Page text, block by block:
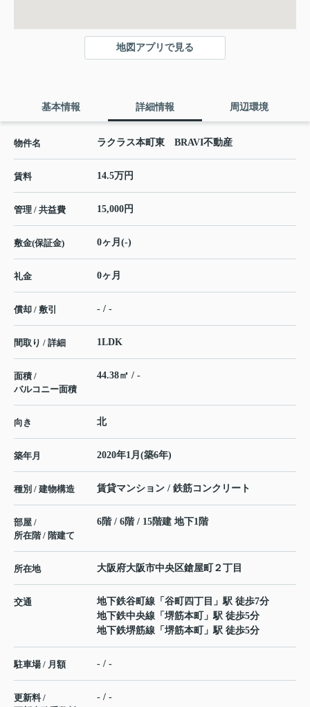
地図アプリで見る
基本情報 詳細情報 周辺環境
物件名 ラクラス本町東 BRAVI不動産
賃料 14.5万円
管理 / 共益費 15,000円
敷金(保証金) 0ヶ月(-)
礼金 0ヶ月
償却 / 敷引 - / -
間取り / 詳細 1LDK
面積 /
バルコニー面積
44.38㎡ / -
向き 北
築年月 2020年1月(築6年)
種別 / 建物構造 賃貸マンション / 鉄筋コンクリート
部屋 /
所在階 / 階建て
6階 / 6階 / 15階建 地下1階
所在地 大阪府大阪市中央区鎗屋町 ２丁目
交通 地下鉄谷町線 「 谷町四丁目 」駅 徒歩7分
地下鉄中央線 「 堺筋本町
」駅 徒歩5分
地下鉄堺筋線 「 堺筋本町 」駅 徒歩5分
駐車場 / 月額 - / -
更新料 /
- / -